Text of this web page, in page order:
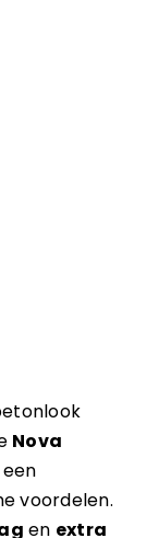
Nova
voordelen.
en extra